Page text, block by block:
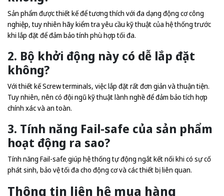
Sản phẩm được thiết kế để tương thích với đa dạng động cơ công
nghiệp, tuy nhiên hãy kiểm tra yêu cầu kỹ thuật của hệ thống trước
khi lắp đặt để đảm bảo tính phù hợp tối đa.
2. Bộ khởi động này có dễ lắp đặt
không?
Với thiết kế Screw terminals, việc lắp đặt rất đơn giản và thuận tiện.
Tuy nhiên, nên có đội ngũ kỹ thuật lành nghề để đảm bảo tích hợp
chính xác và an toàn.
3. Tính năng Fail-safe của sản phẩm
hoạt động ra sao?
Tính năng Fail-safe giúp hệ thống tự động ngắt kết nối khi có sự cố
phát sinh, bảo vệ tối đa cho động cơ và các thiết bị liên quan.
Thông tin liên hệ mua hàng